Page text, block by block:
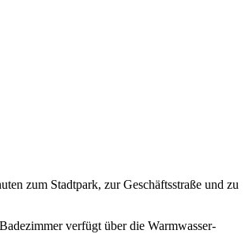
zum Stadtpark, zur Geschäftsstraße und zu
verfügt über die Warmwasser-